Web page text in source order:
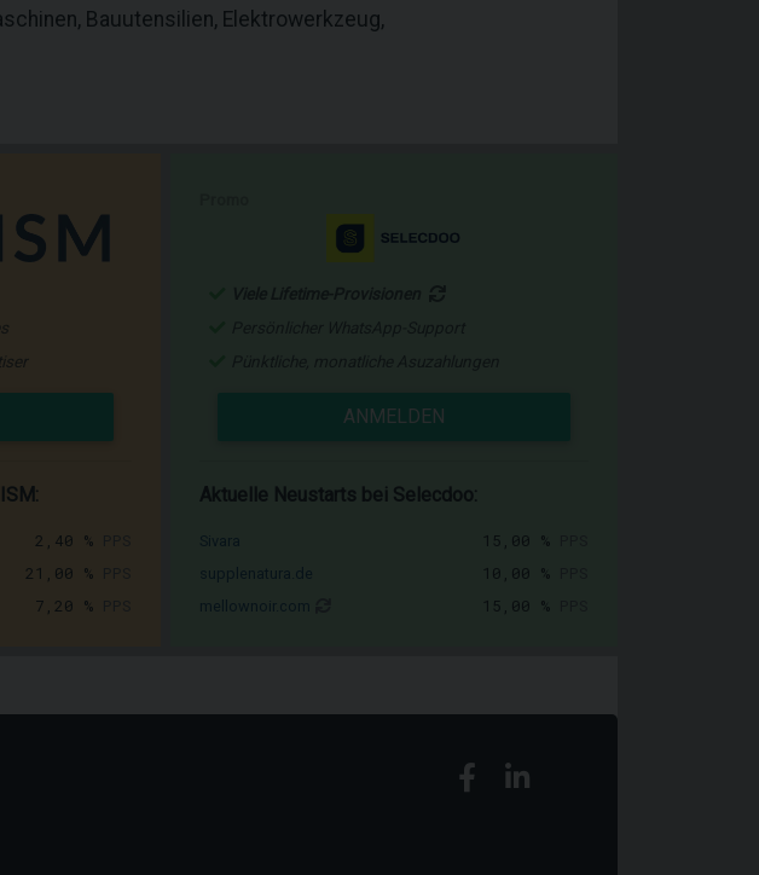
Bauutensilien, Elektrowerkzeug,
2,40 %
21,00 %
7,20 %
ANMELDEN
Aktuelle Neustarts bei Selecdoo:
15,00 %
10,00 %
15,00 %